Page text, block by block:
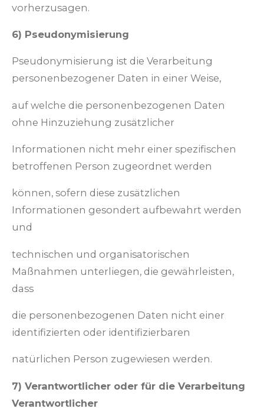
vorherzusagen.
6) Pseudonymisierung
Pseudonymisierung ist die Verarbeitung
personenbezogener Daten in einer Weise,
auf welche die personenbezogenen Daten
ohne Hinzuziehung zusätzlicher
Informationen nicht mehr einer spezifischen
betroffenen Person zugeordnet werden
können, sofern diese zusätzlichen
Informationen gesondert aufbewahrt werden
und
technischen und organisatorischen
Maßnahmen unterliegen, die gewährleisten,
dass
die personenbezogenen Daten nicht einer
identifizierten oder identifizierbaren
natürlichen Person zugewiesen werden.
7) Verantwortlicher oder für die Verarbeitung
Verantwortlicher